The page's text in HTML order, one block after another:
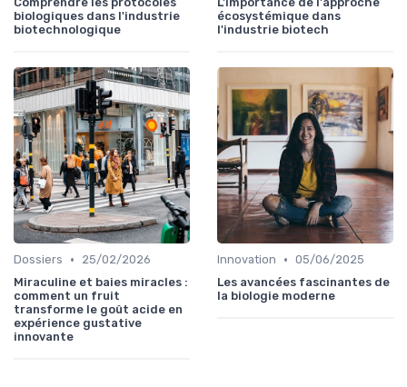
biologiques dans l'industrie
biotechnologique
écosystémique dans
l'industrie biotech
Dossiers •
25/02/2026
Miraculine et baies miracles :
comment un fruit
transforme le goût acide en
expérience gustative
innovante
Innovation • 05/06/2025
Les avancées fascinantes de
la biologie moderne